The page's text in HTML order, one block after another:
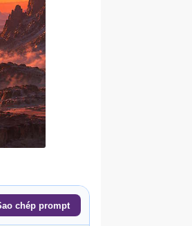
chép prompt